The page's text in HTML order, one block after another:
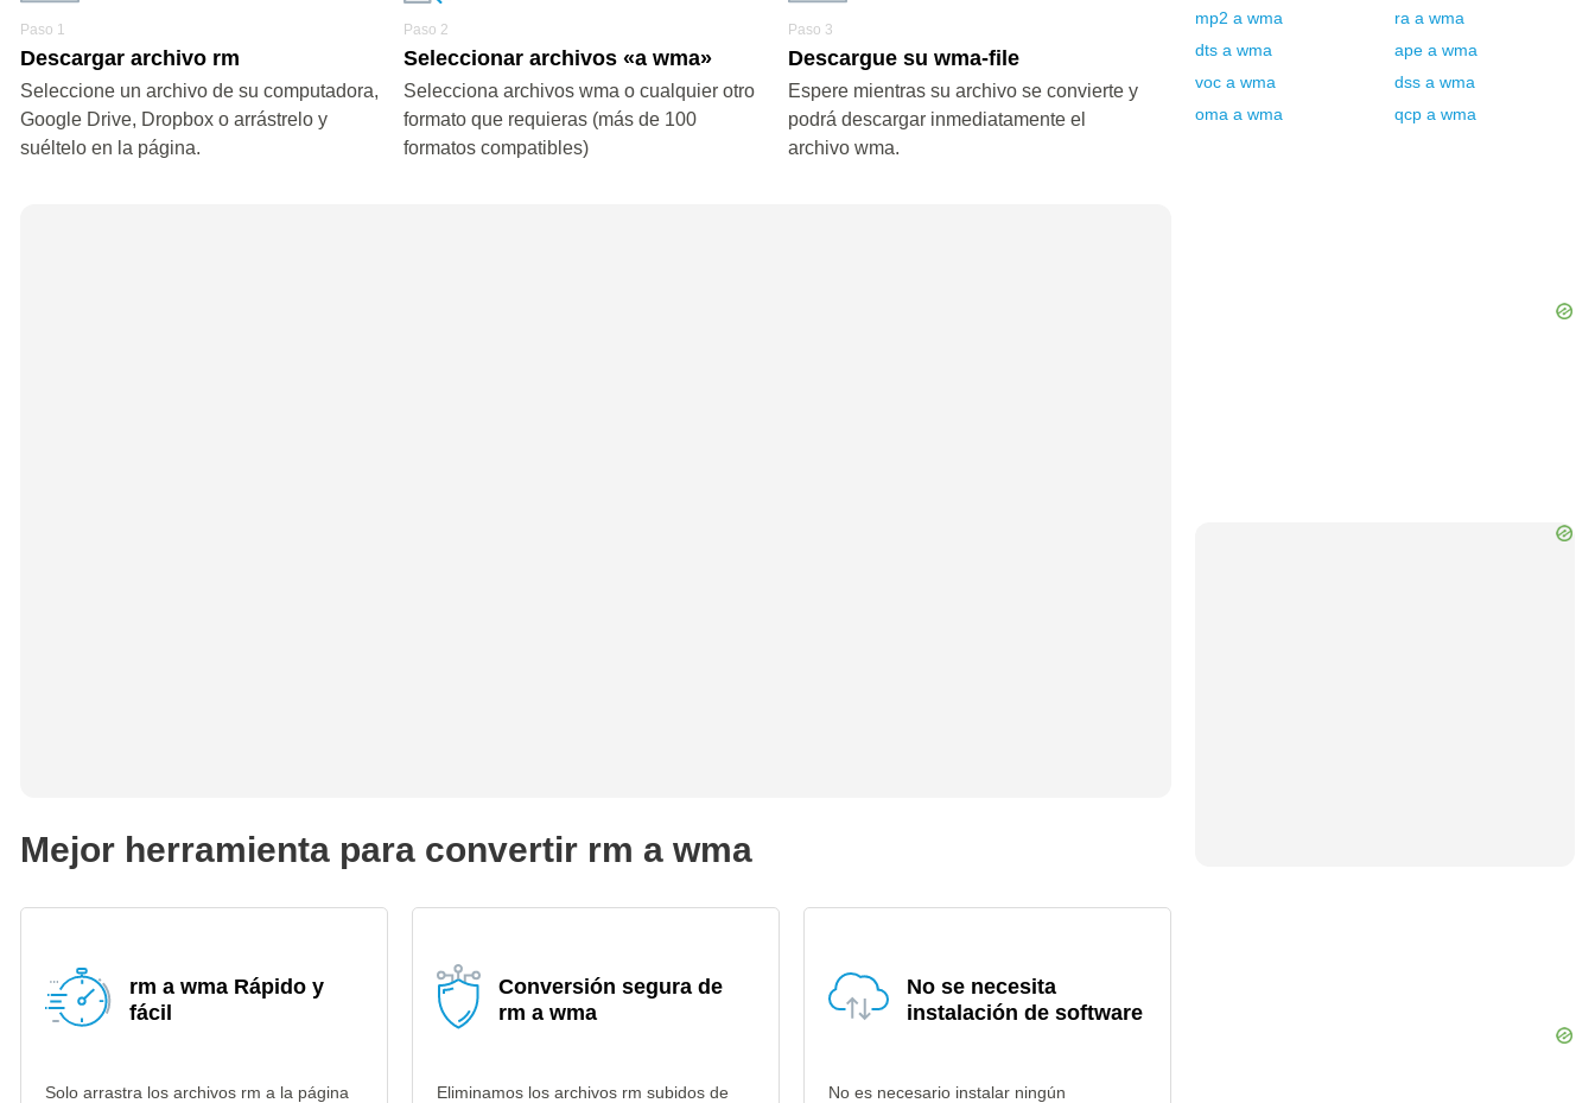
Paso 1
Descargar archivo rm
Seleccione un archivo de su computadora,
Google Drive, Dropbox o arrástrelo y
suéltelo en la página.
Paso 2
Seleccionar archivos «a wma»
Selecciona archivos wma o cualquier otro
formato que requieras (más de 100
formatos compatibles)
Paso 3
Descargue su wma-file
Espere mientras su archivo se convierte y
podrá descargar inmediatamente el
archivo wma.
Mejor herramienta para convertir rm a wma
rm a wma Rápido y
fácil
Solo arrastra los archivos rm a la página
Conversión segura de
rm a wma
Eliminamos los archivos rm subidos de
No se necesita
instalación de software
No es necesario instalar ningún
mp2 a wma ra a wma
dts a wma ape a wma
voc a wma dss a wma
oma a wma qcp a wma